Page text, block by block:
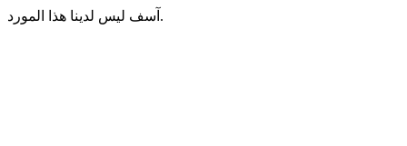
آسف ليس لدينا هذا المورد.